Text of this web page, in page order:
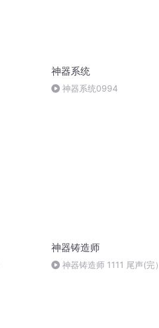
神器系统
神器系统0994
神器铸造师
神器铸造师 1111 尾声(完）